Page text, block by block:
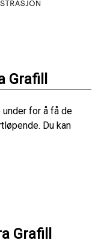
for å få de
Du kan
Grafill